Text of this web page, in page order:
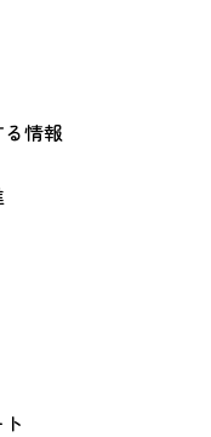
る情報